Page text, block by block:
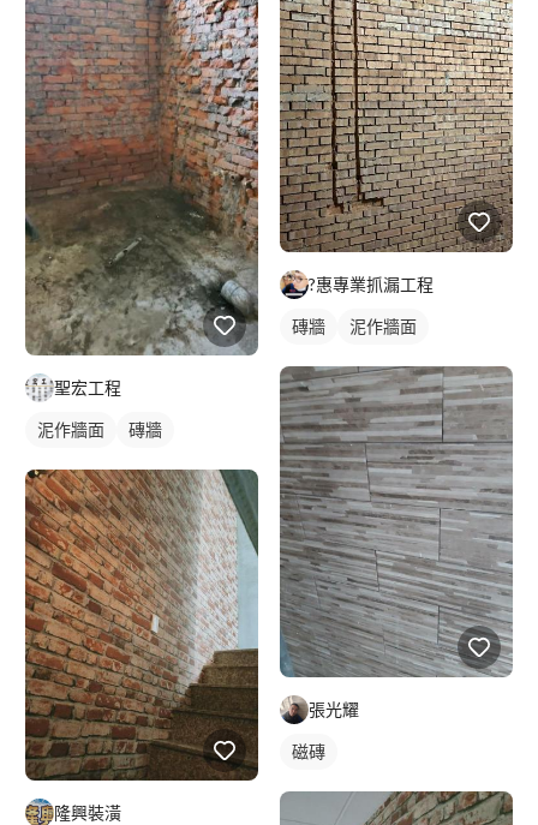
聖宏工程
泥作牆面 磚牆
隆興裝潢
?惠專業抓漏工程
磚牆 泥作牆面
張光耀
磁磚